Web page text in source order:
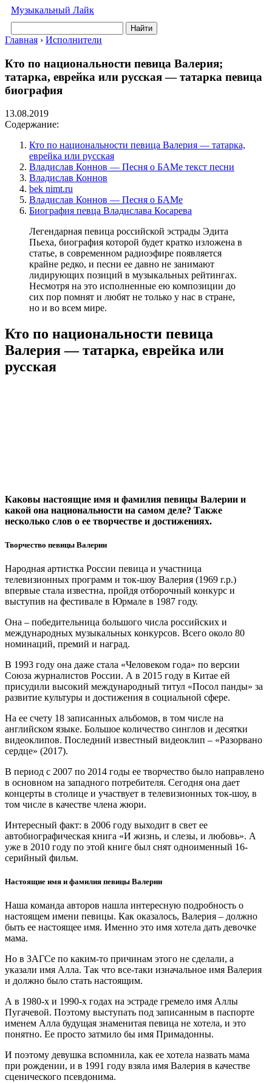
Музыкальный Лайк
Найти
Главная › Исполнители
Кто по национальности певица Валерия;
татарка, еврейка или русская — татарка певица
биография
13.08.2019
Содержание:
Кто по национальности певица Валерия — татарка,
еврейка или русская
Владислав Коннов — Песня о БАМе текст песни
Владислав Коннов
bek nimt.ru
Владислав Коннов — Песня о БАМе
Биография певца Владислава Косарева
Легендарная певица российской эстрады Эдита
Пьеха, биография которой будет кратко изложена в
статье, в современном радиоэфире появляется
крайне редко, и песни ее давно не занимают
лидирующих позиций в музыкальных рейтингах.
Несмотря на это исполненные ею композиции до
сих пор помнят и любят не только у нас в стране,
но и во всем мире.
Кто по национальности певица
Валерия — татарка, еврейка или
русская
Каковы настоящие имя и фамилия певицы Валерии и
какой она национальности на самом деле? Также
несколько слов о ее творчестве и достижениях.
Творчество певицы Валерии
Народная артистка России певица и участница
телевизионных программ и ток-шоу Валерия (1969 г.р.)
впервые стала известна, пройдя отборочный конкурс и
выступив на фестивале в Юрмале в 1987 году.
Она – победительница большого числа российских и
международных музыкальных конкурсов. Всего около 80
номинаций, премий и наград.
В 1993 году она даже стала «Человеком года» по версии
Союза журналистов России. А в 2015 году в Китае ей
присудили высокий международный титул «Посол панды» за
развитие культуры и достижения в социальной сфере.
На ее счету 18 записанных альбомов, в том числе на
английском языке. Большое количество синглов и десятки
видеоклипов. Последний известный видеоклип – «Разорвано
сердце» (2017).
В период с 2007 по 2014 годы ее творчество было направлено
в основном на западного потребителя. Сегодня она дает
концерты в столице и участвует в телевизионных ток-шоу, в
том числе в качестве члена жюри.
Интересный факт: в 2006 году выходит в свет ее
автобиографическая книга «И жизнь, и слезы, и любовь». А
уже в 2010 году по этой книге был снят одноименный 16-
серийный фильм.
Настоящие имя и фамилия певицы Валерии
Наша команда авторов нашла интересную подробность о
настоящем имени певицы. Как оказалось, Валерия – должно
быть ее настоящее имя. Именно это имя хотела дать девочке
мама.
Но в ЗАГСе по каким-то причинам этого не сделали, а
указали имя Алла. Так что все-таки изначальное имя Валерия
и должно было стать настоящим.
А в 1980-х и 1990-х годах на эстраде гремело имя Аллы
Пугачевой. Поэтому выступать под записанным в паспорте
именем Алла будущая знаменитая певица не хотела, и это
понятно. Ее просто затмило бы имя Примадонны.
И поэтому девушка вспомнила, как ее хотела назвать мама
при рождении, и в 1991 году взяла имя Валерия в качестве
сценического псевдонима.